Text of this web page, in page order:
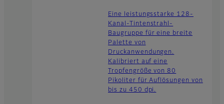
Eine leistungsstarke 128-
Kanal-Tintenstrahl-
Baugruppe für eine breite
Palette von
Druckanwendungen.
Kalibriert auf eine
Tropfengröße von 80
Pikoliter für Auflösungen von
bis zu 450 dpi.